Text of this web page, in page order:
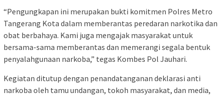
“Pengungkapan ini merupakan bukti komitmen Polres Metro
Tangerang Kota dalam memberantas peredaran narkotika dan
obat berbahaya. Kami juga mengajak masyarakat untuk
bersama-sama memberantas dan memerangi segala bentuk
penyalahgunaan narkoba,” tegas Kombes Pol Jauhari.
Kegiatan ditutup dengan penandatanganan deklarasi anti
narkoba oleh tamu undangan, tokoh masyarakat, dan media,